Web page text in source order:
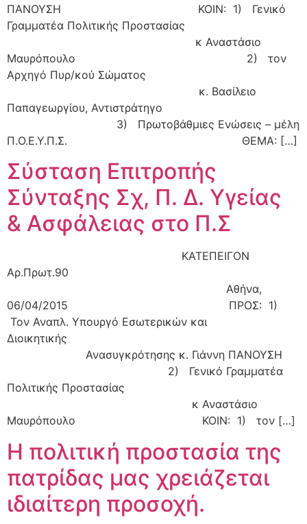
ΠΑΝΟΥΣΗ ΚΟΙΝ: 1) Γενικό
Γραμματέα Πολιτικής Προστασίας
κ Αναστάσιο
Μαυρόπουλο 2) τον
Αρχηγό Πυρ/κού Σώματος
κ. Βασίλειο
Παπαγεωργίου, Αντιστράτηγο
3) Πρωτοβάθμιες Ενώσεις – μέλη
Π.Ο.Ε.Υ.Π.Σ. ΘΕΜΑ: […]
Σύσταση Επιτροπής
Σύνταξης Σχ, Π. Δ. Υγείας
& Ασφάλειας στο Π.Σ
ΚΑΤΕΠΕΙΓΟΝ
Αρ.Πρωτ.90
Αθήνα,
06/04/2015 ΠΡΟΣ: 1)
Τον Αναπλ. Υπουργό Εσωτερικών και
Διοικητικής
Ανασυγκρότησης κ. Γιάννη ΠΑΝΟΥΣΗ
2) Γενικό Γραμματέα
Πολιτικής Προστασίας
κ Αναστάσιο
Μαυρόπουλο ΚΟΙΝ: 1) τον […]
H πολιτική προστασία της
πατρίδας μας χρειάζεται
ιδιαίτερη προσοχή.